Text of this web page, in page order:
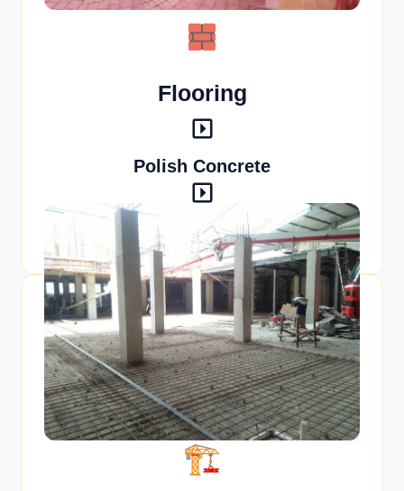
Flooring
Polish Concrete
Stamped Concrete